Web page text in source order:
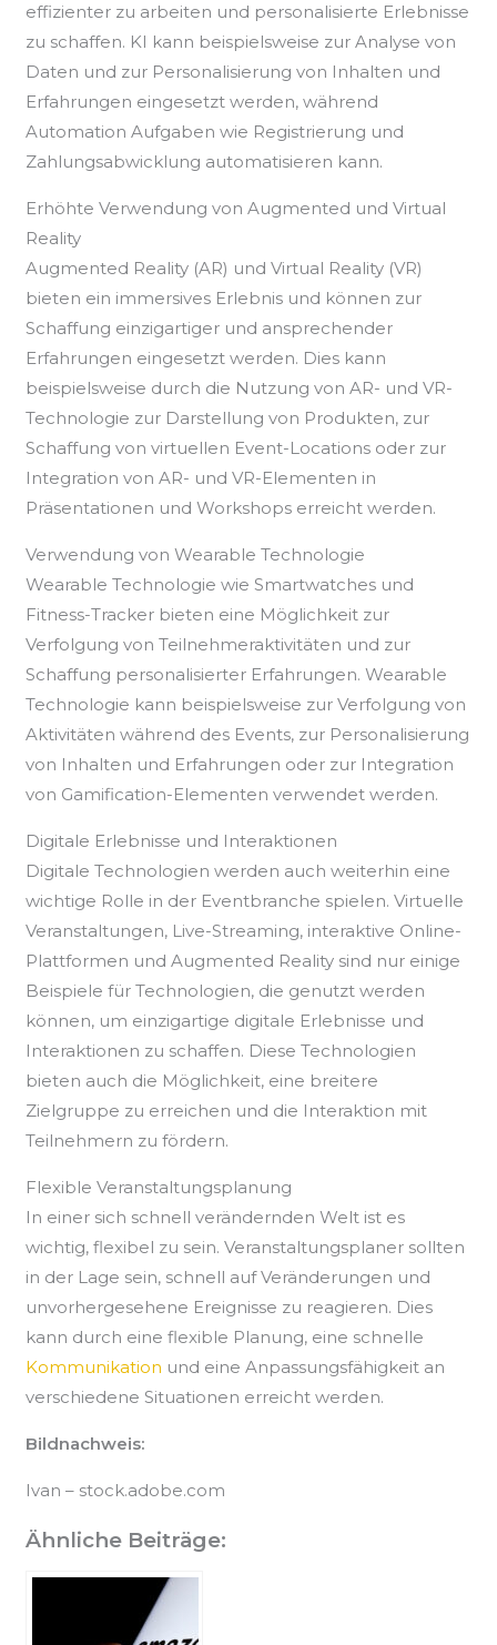
effizienter zu arbeiten und personalisierte Erlebnisse
zu schaffen. KI kann beispielsweise zur Analyse von
Daten und zur Personalisierung von Inhalten und
Erfahrungen eingesetzt werden, während
Automation Aufgaben wie Registrierung und
Zahlungsabwicklung automatisieren kann.
Erhöhte Verwendung von Augmented und Virtual
Reality
Augmented Reality (AR) und Virtual Reality (VR)
bieten ein immersives Erlebnis und können zur
Schaffung einzigartiger und ansprechender
Erfahrungen eingesetzt werden. Dies kann
beispielsweise durch die Nutzung von AR- und VR-
Technologie zur Darstellung von Produkten, zur
Schaffung von virtuellen Event-Locations oder zur
Integration von AR- und VR-Elementen in
Präsentationen und Workshops erreicht werden.
Verwendung von Wearable Technologie
Wearable Technologie wie Smartwatches und
Fitness-Tracker bieten eine Möglichkeit zur
Verfolgung von Teilnehmeraktivitäten und zur
Schaffung personalisierter Erfahrungen. Wearable
Technologie kann beispielsweise zur Verfolgung von
Aktivitäten während des Events, zur Personalisierung
von Inhalten und Erfahrungen oder zur Integration
von Gamification-Elementen verwendet werden.
Digitale Erlebnisse und Interaktionen
Digitale Technologien werden auch weiterhin eine
wichtige Rolle in der Eventbranche spielen. Virtuelle
Veranstaltungen, Live-Streaming, interaktive Online-
Plattformen und Augmented Reality sind nur einige
Beispiele für Technologien, die genutzt werden
können, um einzigartige digitale Erlebnisse und
Interaktionen zu schaffen. Diese Technologien
bieten auch die Möglichkeit, eine breitere
Zielgruppe zu erreichen und die Interaktion mit
Teilnehmern zu fördern.
Flexible Veranstaltungsplanung
In einer sich schnell verändernden Welt ist es
wichtig, flexibel zu sein. Veranstaltungsplaner sollten
in der Lage sein, schnell auf Veränderungen und
unvorhergesehene Ereignisse zu reagieren. Dies
kann durch eine flexible Planung, eine schnelle
Kommunikation und eine Anpassungsfähigkeit an
verschiedene Situationen erreicht werden.
Bildnachweis:
Ivan – stock.adobe.com
Ähnliche Beiträge: